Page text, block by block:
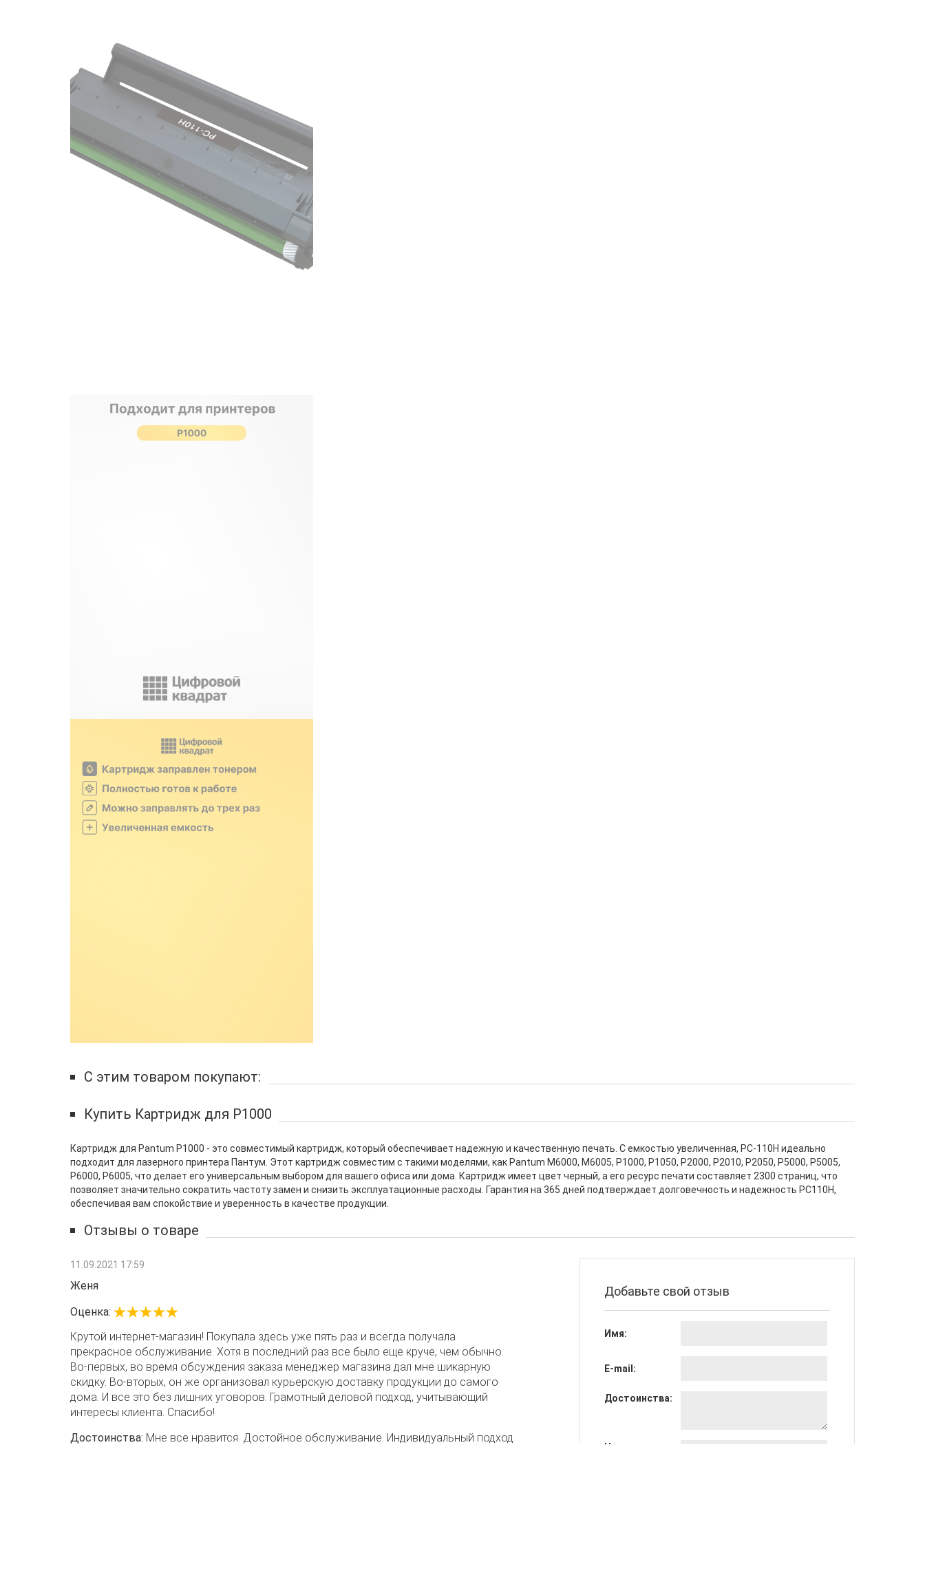
С этим товаром покупают:
Купить Картридж для P1000
Картридж для Pantum P1000 - это совместимый картридж, который обеспечивает надежную и качественную печать. С емкостью увеличенная, PC-110H идеально
подходит для лазерного принтера Пантум. Этот картридж совместим с такими моделями, как Pantum M6000, M6005, P1000, P1050, P2000, P2010, P2050, P5000, P5005,
P6000, P6005, что делает его универсальным выбором для вашего офиса или дома. Картридж имеет цвет черный, а его ресурс печати составляет 2300 страниц, что
позволяет значительно сократить частоту замен и снизить эксплуатационные расходы. Гарантия на 365 дней подтверждает долговечность и надежность PC110H,
обеспечивая вам спокойствие и уверенность в качестве продукции.
Отзывы о товаре
11.09.2021 17:59
Женя
Оценка:
Крутой интернет-магазин! Покупала здесь уже пять раз и всегда получала
прекрасное обслуживание. Хотя в последний раз все было еще круче, чем обычно.
Во-первых, во время обсуждения заказа менеджер магазина дал мне шикарную
скидку. Во-вторых, он же организовал курьерскую доставку продукции до самого
дома. И все это без лишних уговоров. Грамотный деловой подход, учитывающий
интересы клиента. Спасибо!
Достоинства: Мне все нравится. Достойное обслуживание. Индивидуальный подход
Добавьте свой отзыв
Имя:
E-mail:
Достоинства:
Недостатки: